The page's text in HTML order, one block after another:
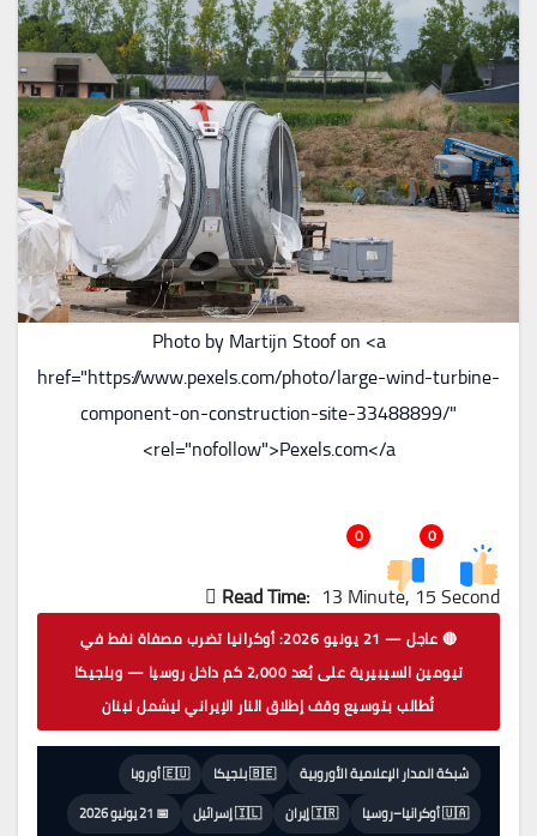
Photo by Martijn Stoof on <a
href="https://www.pexels.com/photo/large-wind-turbine-
component-on-construction-site-33488899/"
rel="nofollow">Pexels.com</a>
0
0
Read Time: 13 Minute, 15 Second
🔴 عاجل — 21 يونيو 2026: أوكرانيا تضرب مصفاة نفط في
تيومين السيبيرية على بُعد 2,000 كم داخل روسيا — وبلجيكا
تُطالب بتوسيع وقف إطلاق النار الإيراني ليشمل لبنان
شبكة المدار الإعلامية الأوروبية 🇧🇪 بلجيكا
🇪🇺 أوروبا
🇺🇦 أوكرانيا–روسيا
🇮🇷 إيران 🇮🇱 إسرائيل
📅 21 يونيو 2026